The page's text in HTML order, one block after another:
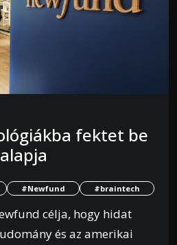
fektet be
#Newfund #braintech
célja, hogy hidat
és az amerikai